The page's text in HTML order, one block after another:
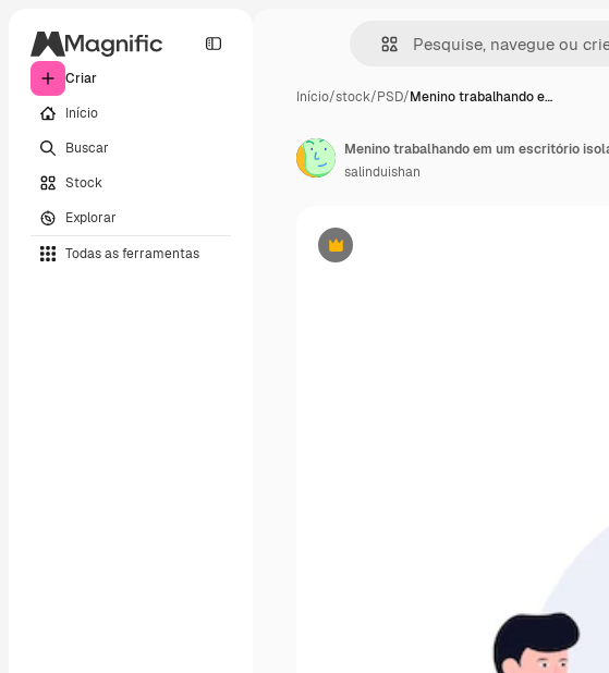
Criar
Início
Buscar
Stock
Explorar
Todas as ferramentas
Início/stock/PSD/Menino trabalhando e…
Premium
Menino trabalhando em um escritório
salinduishan